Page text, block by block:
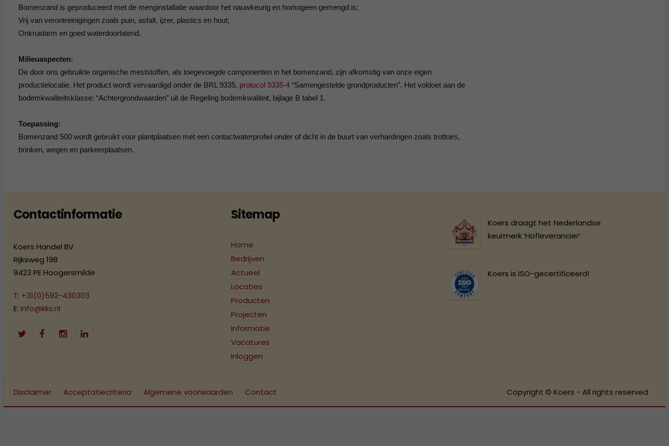
Bomenzand is geproduceerd met de menginstallatie waardoor het nauwkeurig en homogeen gemengd is;
Vrij van verontreinigingen zoals puin, asfalt, ijzer, plastics en hout;
Onkruidarm en goed waterdoorlatend.
Milieuaspecten:
De door ons gebruikte organische meststoffen, als toegevoegde componenten in het bomenzand, zijn afkomstig van onze eigen
productielocatie. Het product wordt vervaardigd onder de BRL 9335, protocol 9335-4 “Samengestelde grondproducten”. Het voldoet aan de
bodemkwaliteitsklasse: “Achtergrondwaarden” uit de Regeling bodemkwaliteit, bijlage B tabel 1.
Toepassing:
Bomenzand 500 wordt gebruikt voor plantplaatsen met een contactwaterprofiel onder of dicht in de buurt van verhardingen zoals trottoirs,
brinken, wegen en parkeerplaatsen.
Contactinformatie
Koers Handel BV
Rijksweg 198
9423 PE Hoogersmilde
T: +31(0)592-430303
E: info@kks.nl
Sitemap
Home
Bedrijven
Actueel
Locaties
Producten
Projecten
Informatie
Vacatures
Inloggen
Koers draagt het Nederlandse
keurmerk ‘Hofleverancier’
Koers is ISO-gecertificeerd!
Disclaimer Acceptatiecriteria Algemene voorwaarden Contact Copyright © Koers - All rights reserved